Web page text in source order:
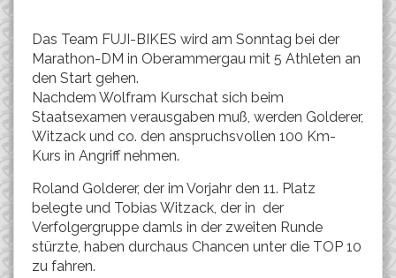
Das Team FUJI-BIKES wird am Sonntag bei der
Marathon-DM in Oberammergau mit 5 Athleten an
den Start gehen.
Nachdem Wolfram Kurschat sich beim
Staatsexamen verausgaben muß, werden Golderer,
Witzack und co. den anspruchsvollen 100 Km-
Kurs in Angriff nehmen.
Roland Golderer, der im Vorjahr den 11. Platz
belegte und Tobias Witzack, der in der
Verfolgergruppe damls in der zweiten Runde
stürzte, haben durchaus Chancen unter die TOP 10
zu fahren.